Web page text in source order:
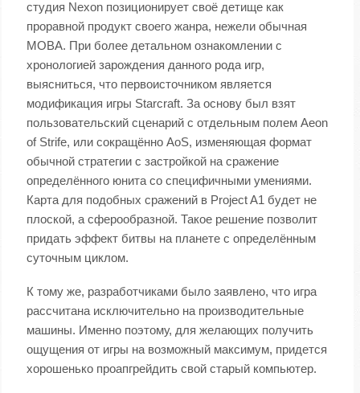
студия Nexon позиционирует своё детище как
проравной продукт своего жанра, нежели обычная
MOBA. При более детальном ознакомлении с
хронологией зарождения данного рода игр,
выясниться, что первоисточником является
модификация игры Starcraft. За основу был взят
пользовательский сценарий с отдельным полем Aeon
of Strife, или сокращённо AoS, изменяющая формат
обычной стратегии с застройкой на сражение
определённого юнита со специфичными умениями.
Карта для подобных сражений в Project A1 будет не
плоской, а сферообразной. Такое решение позволит
придать эффект битвы на планете с определённым
суточным циклом.
К тому же, разработчиками было заявлено, что игра
рассчитана исключительно на производительные
машины. Именно поэтому, для желающих получить
ощущения от игры на возможный максимум, придется
хорошенько проапгрейдить свой старый компьютер.